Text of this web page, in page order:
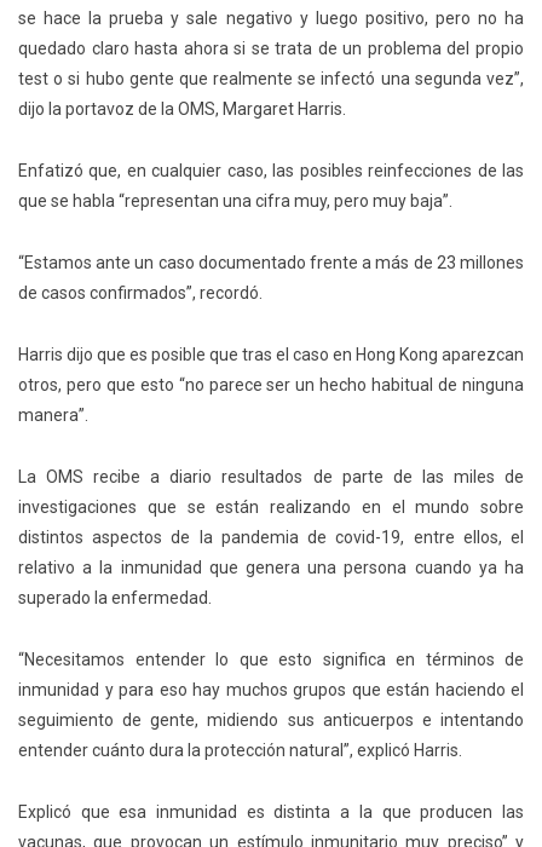
se hace la prueba y sale negativo y luego positivo, pero no ha
quedado claro hasta ahora si se trata de un problema del propio
test o si hubo gente que realmente se infectó una segunda vez”,
dijo la portavoz de la OMS, Margaret Harris.
Enfatizó que, en cualquier caso, las posibles reinfecciones de las
que se habla “representan una cifra muy, pero muy baja”.
“Estamos ante un caso documentado frente a más de 23 millones
de casos confirmados”, recordó.
Harris dijo que es posible que tras el caso en Hong Kong aparezcan
otros, pero que esto “no parece ser un hecho habitual de ninguna
manera”.
La OMS recibe a diario resultados de parte de las miles de
investigaciones que se están realizando en el mundo sobre
distintos aspectos de la pandemia de covid-19, entre ellos, el
relativo a la inmunidad que genera una persona cuando ya ha
superado la enfermedad.
“Necesitamos entender lo que esto significa en términos de
inmunidad y para eso hay muchos grupos que están haciendo el
seguimiento de gente, midiendo sus anticuerpos e intentando
entender cuánto dura la protección natural”, explicó Harris.
Explicó que esa inmunidad es distinta a la que producen las
vacunas, que provocan un estímulo inmunitario muy preciso” y